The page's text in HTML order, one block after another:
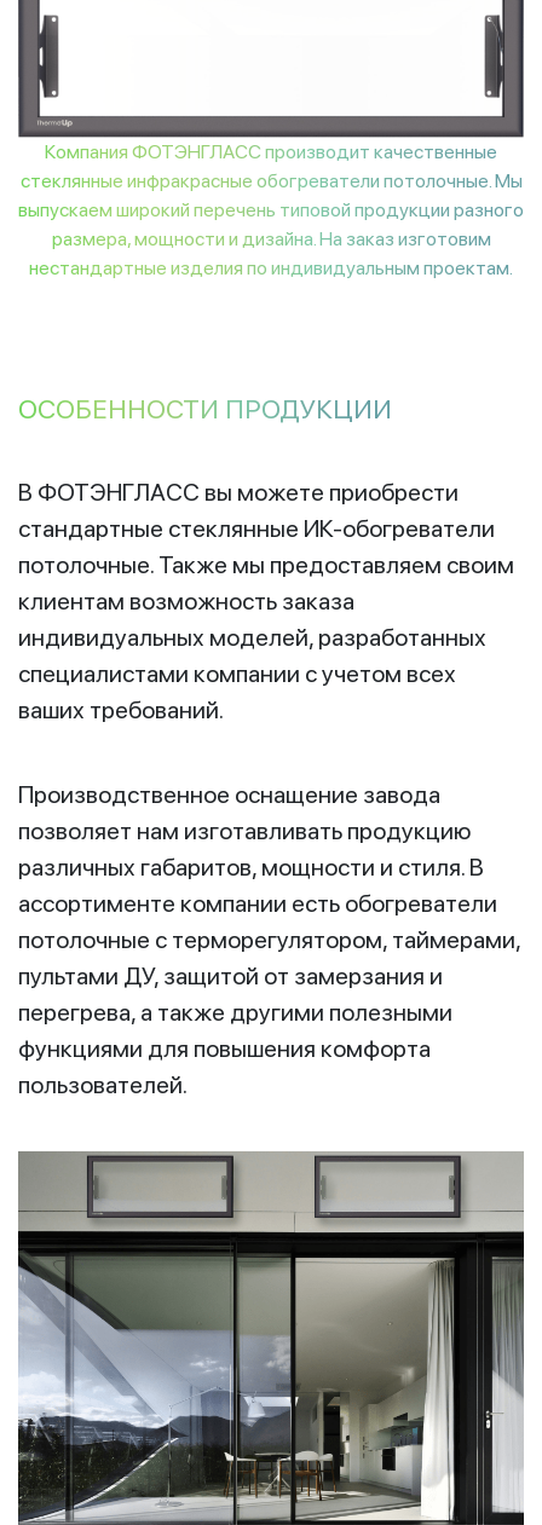
Компания ФОТЭНГЛАСС производит качественные
стеклянные инфракрасные обогреватели потолочные. Мы
выпускаем широкий перечень типовой продукции разного
размера, мощности и дизайна. На заказ изготовим
нестандартные изделия по индивидуальным проектам.
ОСОБЕННОСТИ ПРОДУКЦИИ
В ФОТЭНГЛАСС вы можете приобрести
стандартные стеклянные ИК-обогреватели
потолочные. Также мы предоставляем своим
клиентам возможность заказа
индивидуальных моделей, разработанных
специалистами компании с учетом всех
ваших требований.
Производственное оснащение завода
позволяет нам изготавливать продукцию
различных габаритов, мощности и стиля. В
ассортименте компании есть обогреватели
потолочные с терморегулятором, таймерами,
пультами ДУ, защитой от замерзания и
перегрева, а также другими полезными
функциями для повышения комфорта
пользователей.